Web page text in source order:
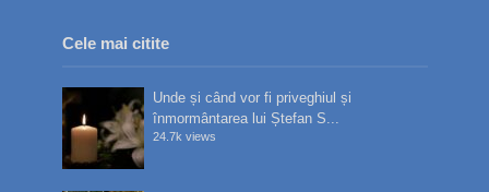
Cele mai citite
Unde și când vor fi priveghiul și
înmormântarea lui Ștefan S...
24.7k views